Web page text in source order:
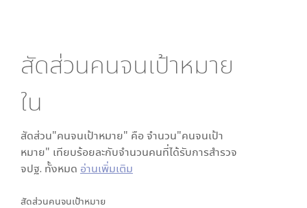
สัดส่วนคนจนเป้าหมาย
ใน
สัดส่วน"คนจนเป้าหมาย" คือ จำนวน"คนจนเป้า
หมาย" เทียบร้อยละกับจำนวนคนที่ได้รับการสำรวจ
จปฐ. ทั้งหมด อ่านเพิ่มเติม
สัดส่วนคนจนเป้าหมาย